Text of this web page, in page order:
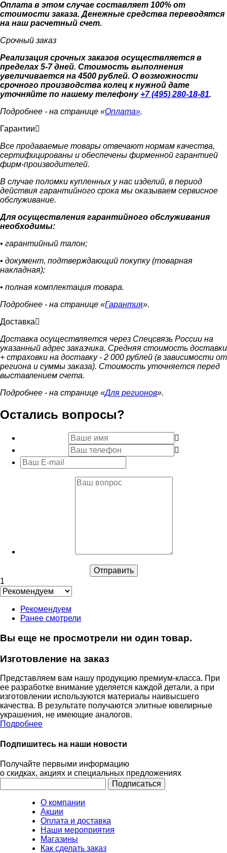
Оплата в этом случае составляет 100% от
стоимости заказа. Денежные средства переводятся
на наш расчетный счет.
Срочный заказ
Реализация срочных заказов осуществляется в
пределах 5-7 дней. Стоимость выполнения
увеличивается на 4500 рублей. О возможности
срочного производства колец к нужной дате
уточняйте по нашему телефону +7 (495) 280-18-81.
Подробнее - на странице «Оплата».
Гарантии
Все продаваемые товары отвечают нормам качества,
сертифицированы и обеспечены фирменной гарантией
фирм-производителей.
В случае поломки купленных у нас изделий, в период
действия гарантийного срока мы оказываем сервисное
обслуживание.
Для осуществления гарантийного обслуживания
необходимы:
• гарантийный талон;
• документ, подтверждающий покупку (товарная
накладная);
• полная комплектация товара.
Подробнее - на странице «Гарантия».
Доставка
Доставка осуществляется через Спецсвязь России на
указанный адрес заказчика. Средняя стоимость доставки
+ страховки на доставку - 2 000 рублей (в зависимости от
региона и суммы заказа). Стоимость уточняется перед
выставлением счета.
Подробнее - на странице «Для регионов».
Остались вопросы?
1
Рекомендуем
Ранее смотрели
Вы еще не просмотрели ни один товар.
Изготовление на заказ
Представляем вам нашу продукцию премиум-класса. При
ее разработке внимание уделяется каждой детали, а при
изготовлении используются материалы наивысшего
качества. В результате получаются элитные ювелирные
украшения, не имеющие аналогов.
Подробнее
Подпишитесь на наши новости
Получайте первыми информацию
о скидках, акциях и специальных предложениях
О компании
Акции
Оплата и доставка
Наши мероприятия
Магазины
Как сделать заказ